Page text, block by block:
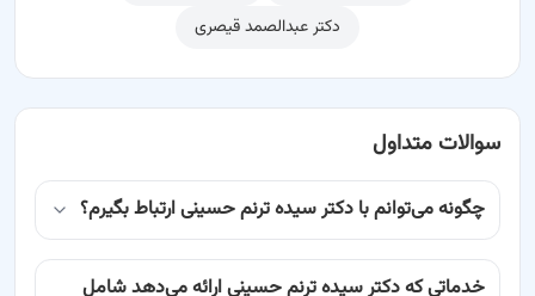
دکتر عبدالصمد قیصری
سوالات متداول
چگونه می‌توانم با دکتر سیده ترنم حسینی ارتباط بگیرم؟
خدماتی که دکتر سیده ترنم حسینی ارائه می‌دهد شامل